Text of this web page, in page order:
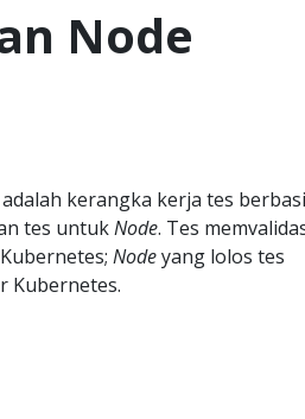
Node
adalah kerangka kerja tes
tes untukNode. Tes
Nodeyang lolos tes
Kubernetes.